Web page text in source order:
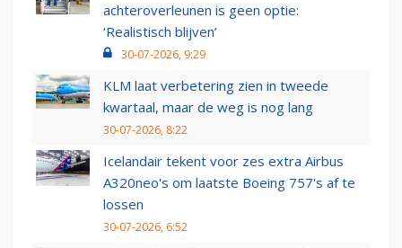
achteroverleunen is geen optie:
‘Realistisch blijven’
30-07-2026, 9:29
KLM laat verbetering zien in tweede
kwartaal, maar de weg is nog lang
30-07-2026, 8:22
Icelandair tekent voor zes extra Airbus
A320neo's om laatste Boeing 757's af te
lossen
30-07-2026, 6:52